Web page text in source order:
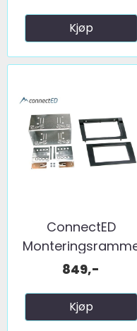
Kjøp
ConnectED
2-DIN Audi A4 ...
849,-
Kjøp